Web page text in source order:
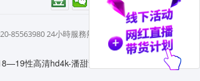
85563980 24小時服務熱線：13808884776
性高清hd4k-潘甜甜在线-国产999在线观看-精